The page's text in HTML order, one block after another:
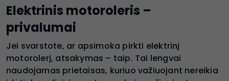
Elektrinis motoroleris –
privalumai
Jei svarstote, ar apsimoka pirkti elektrinį
motorolerį, atsakymas – taip. Tai lengvai
naudojamas prietaisas, kuriuo važiuojant nereikia